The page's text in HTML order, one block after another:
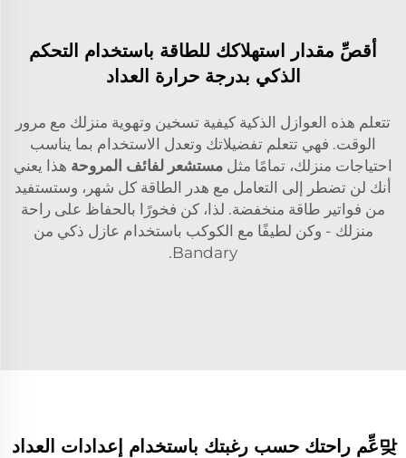
أقصِّ مقدار استهلاكك للطاقة باستخدام التحكم
الذكي بدرجة حرارة العداد
تتعلم هذه العوازل الذكية كيفية تسخين وتهوية منزلك مع مرور
الوقت. فهي تتعلم تفضيلاتك وتعدل الاستخدام بما يناسب
احتياجات منزلك، تمامًا مثل مستشعر لفائف المروحة هذا يعني
أنك لن تضطر إلى التعامل مع هدر الطاقة كل شهر، وستستفيد
من فواتير طاقة منخفضة. لذا، كن فخورًا بالحفاظ على راحة
منزلك - وكن لطيفًا مع الكوكب باستخدام عازل ذكي من
Bandary.
맞عِّم راحتك حسب رغبتك باستخدام إعدادات العداد